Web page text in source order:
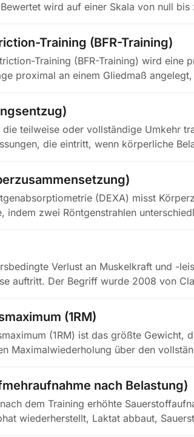
wird auf einer Skala von null
Training (BFR-Training)
Training (BFR-Training) wird eine
proximal an einem Gliedmaß
teilweise oder vollständige Umkehr
die eintritt, wenn körperliche
(DEXA) misst
indem zwei Röntgenstrahlen
Verlust an Muskelkraft und -
auftritt. Der Begriff wurde 2008 von
(1RM)
(1RM) ist das größte Gewicht,
Maximalwiederholung über den
nach Belastung)
dem Training erhöhte
wiederherstellt, Laktat abbaut,